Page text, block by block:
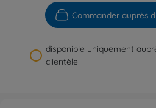
Commander auprès
disponible uniquement
clientèle